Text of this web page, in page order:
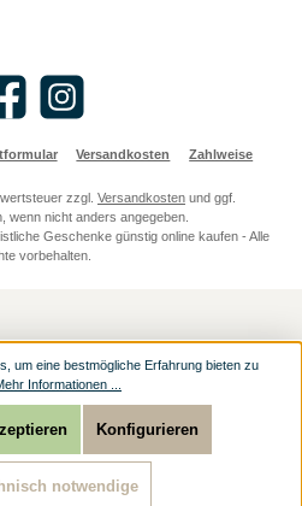
Instagram
Versandkosten Zahlweise
zzgl. Versandkosten und ggf.
wenn nicht anders angegeben.
Geschenke günstig online kaufen - Alle
vorbehalten.
um eine bestmögliche Erfahrung bieten zu
Informationen ...
notwendige
Konfigurieren